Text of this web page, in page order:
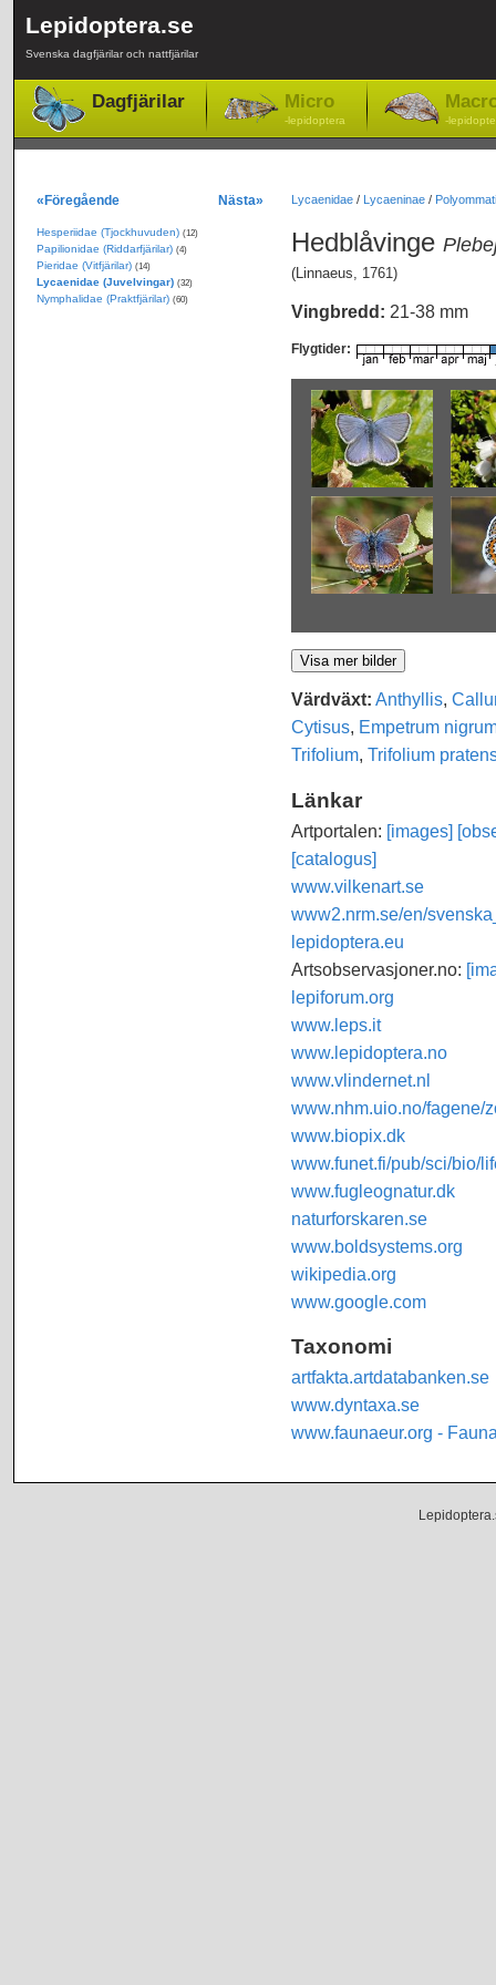
Lepidoptera.se
Svenska dagfjärilar och nattfjärilar
Dagfjärilar Micro
-lepidoptera -
Lycaenidae/ Lycaeninae/
Hedblåvinge
(Linnaeus, 1761)
Vingbredd: 21-38 mm
Flygtider:
Värdväxt: Anthyllis,
Cytisus, Empetrum
Trifolium, Trifolium
Länkar
Artportalen: [images]
[catalogus]
www.vilkenart.se
www2.nrm.se/en/
lepidoptera.eu
Artsobservasjoner.no:
lepiforum.org
www.leps.it
www.lepidoptera.no
www.vlindernet.nl
www.nhm.uio.no/fagene/
www.biopix.dk
www.funet.fi/pub/sci/bio/
www.fugleognatur.dk
naturforskaren.se
www.boldsystems.org
wikipedia.org
www.google.com
Taxonomi
artfakta.artdatabanken.se
www.dyntaxa.se
www.faunaeur.org -
«Föregående Nästa»
Hesperiidae (Tjockhuvuden) (12)
Papilionidae (Riddarfjärilar) (4)
Pieridae (Vitfjärilar) (14)
Lycaenidae (Juvelvingar) (32)
Nymphalidae (Praktfjärilar) (60)